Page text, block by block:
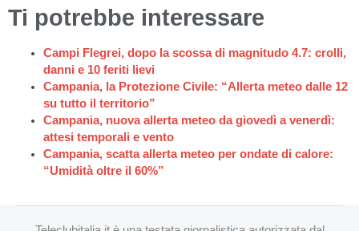
Ti potrebbe interessare
Campi Flegrei, dopo la scossa di magnitudo 4.7: crolli,
danni e 10 feriti lievi
Campania, la Protezione Civile: “Allerta meteo dalle 12
su tutto il territorio”
Campania, nuova allerta meteo da giovedì a venerdì:
attesi temporali e vento
Campania, scatta allerta meteo per ondate di calore:
“Umidità oltre il 60%”